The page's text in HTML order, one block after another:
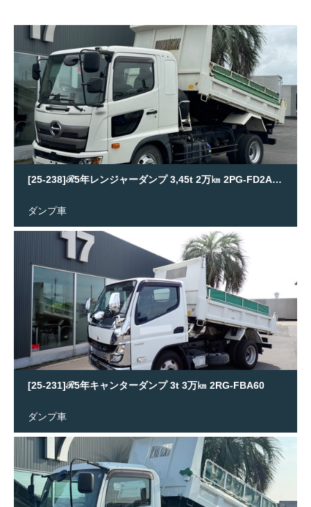
[25-238]ℛ5年レンジャーダンプ 3,45t 2万㎞ 2PG-FD2ABA
ダンプ車
[25-231]ℛ5年キャンターダンプ 3t 3万㎞ 2RG-FBA60
ダンプ車